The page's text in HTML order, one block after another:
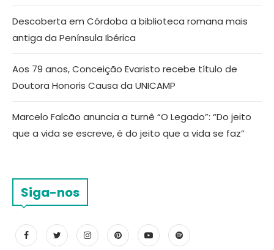
Descoberta em Córdoba a biblioteca romana mais
antiga da Península Ibérica
Aos 79 anos, Conceição Evaristo recebe título de
Doutora Honoris Causa da UNICAMP
Marcelo Falcão anuncia a turnê “O Legado”: “Do jeito
que a vida se escreve, é do jeito que a vida se faz”
Siga-nos